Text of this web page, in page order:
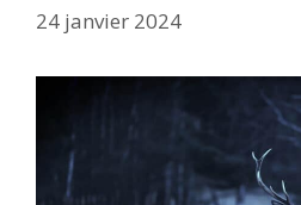
24 janvier 2024